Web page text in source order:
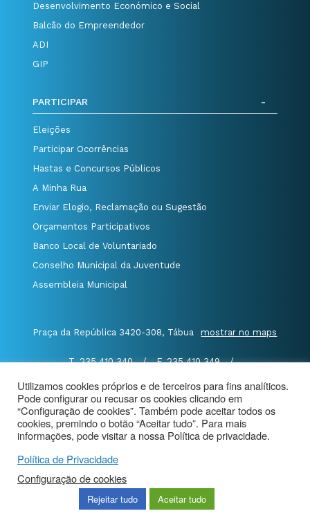
Desenvolvimento Económico e Social
Balcão do Empreendedor
ADI
GIP
PARTICIPAR
Eleições
Participar Ocorrências
Hastas e Concursos Públicos
A Minha Rua
Enviar Elogio, Reclamação ou Sugestão
Orçamentos Participativos
Banco Local de Voluntariado
Conselho Municipal da Juventude
Assembleia Municipal
Praça da República 3420-308, Tábua mostrar no maps
T. 235 410 340 / F. 235 410 349
/
@Município de Tábua | Mapa do Portal
|
Politica de Privacidade
|
Aviso de Privacidade - Videovigilância
Utilizamos cookies próprios e de terceiros para fins analíticos.
Pode configurar ou recusar os cookies clicando em
“Configuração de cookies”. Também pode aceitar todos os
cookies, premindo o botão “Aceitar tudo”. Para mais
informações, pode visitar a nossa Política de privacidade.
Política de Privacidade
Configuração de cookies
Rejeitar tudo Aceitar tudo